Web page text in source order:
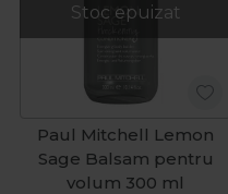
Stoc epuizat
Paul Mitchell Lemon
Sage Balsam pentru
volum 300 ml